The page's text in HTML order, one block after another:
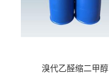
溴代乙醛缩二甲醇